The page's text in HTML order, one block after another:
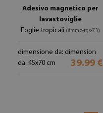
Adesivo magnetico per
lavastoviglie
Foglie tropicali (#mmz-tgs-73)
dimensione da: dimension
da: 45x70 cm
39.99 €